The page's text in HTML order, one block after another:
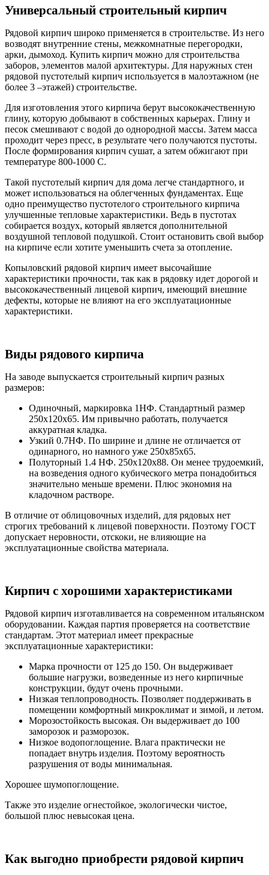
Универсальный строительный кирпич
Рядовой кирпич широко применяется в строительстве. Из него
возводят внутренние стены, межкомнатные перегородки,
арки, дымоход. Купить кирпич можно для строительства
заборов, элементов малой архитектуры. Для наружных стен
рядовой пустотелый кирпич используется в малоэтажном (не
более 3 –этажей) строительстве.
Для изготовления этого кирпича берут высококачественную
глину, которую добывают в собственных карьерах. Глину и
песок смешивают с водой до однородной массы. Затем масса
проходит через пресс, в результате чего получаются пустоты.
После формирования кирпич сушат, а затем обжигают при
температуре 800-1000 С.
Такой пустотелый кирпич для дома легче стандартного, и
может использоваться на облегченных фундаментах. Еще
одно преимущество пустотелого строительного кирпича
улучшенные тепловые характеристики. Ведь в пустотах
собирается воздух, который является дополнительной
воздушной тепловой подушкой. Стоит остановить свой выбор
на кирпиче если хотите уменьшить счета за отопление.
Копыловский рядовой кирпич имеет высочайшие
характеристики прочности, так как в рядовку идет дорогой и
высококачественный лицевой кирпич, имеющий внешние
дефекты, которые не влияют на его эксплуатационные
характеристики.
Виды рядового кирпича
На заводе выпускается строительный кирпич разных
размеров:
Одиночный, маркировка 1НФ. Стандартный размер
250х120х65. Им привычно работать, получается
аккуратная кладка.
Узкий 0.7НФ. По ширине и длине не отличается от
одинарного, но намного уже 250х85х65.
Полуторный 1.4 НФ. 250х120х88. Он менее трудоемкий,
на возведения одного кубического метра понадобиться
значительно меньше времени. Плюс экономия на
кладочном растворе.
В отличие от облицовочных изделий, для рядовых нет
строгих требований к лицевой поверхности. Поэтому ГОСТ
допускает неровности, отскоки, не влияющие на
эксплуатационные свойства материала.
Кирпич с хорошими характеристиками
Рядовой кирпич изготавливается на современном итальянском
оборудовании. Каждая партия проверяется на соответствие
стандартам. Этот материал имеет прекрасные
эксплуатационные характеристики:
Марка прочности от 125 до 150. Он выдерживает
большие нагрузки, возведенные из него кирпичные
конструкции, будут очень прочными.
Низкая теплопроводность. Позволяет поддерживать в
помещении комфортный микроклимат и зимой, и летом.
Морозостойкость высокая. Он выдерживает до 100
заморозок и разморозок.
Низкое водопоглощение. Влага практически не
попадает внутрь изделия. Поэтому вероятность
разрушения от воды минимальная.
Хорошее шумопоглощение.
Также это изделие огнестойкое, экологически чистое,
большой плюс невысокая цена.
Как выгодно приобрести рядовой кирпич